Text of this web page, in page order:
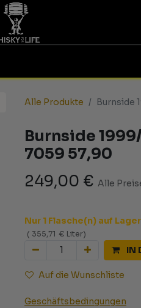
Alle Produkte Burnside
Burnside
7059 57,90
249,00 € Alle
Nur 1 Flasche(n) auf
( 355,71 € Liter)
IN
Auf die Wunschliste
Geschäftsbedingungen